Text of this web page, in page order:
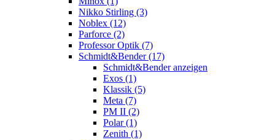
Nikko Stirling (3)
Noblex (12)
Parforce (2)
Professor Optik (7)
Schmidt&Bender (17)
Schmidt&Bender anzeigen
Exos (1)
Klassik (5)
Meta (7)
PM II (2)
Polar (1)
Zenith (1)